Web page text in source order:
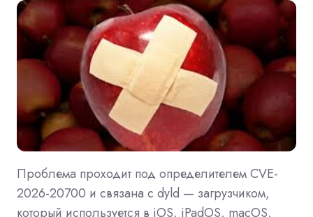
Проблема проходит под определителем CVE-
2026-20700 и связана с dyld — загрузчиком,
который используется в iOS, iPadOS, macOS,